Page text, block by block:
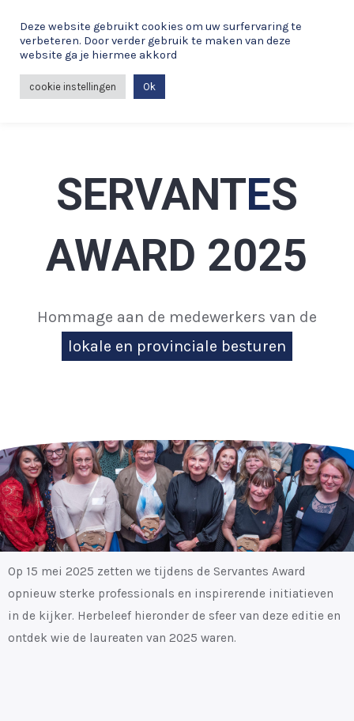
naar
inhoud
SERVANTES
AWARD 2025
Hommage aan de medewerkers van de
lokale en provinciale besturen
Op 15 mei 2025 zetten we tijdens de Servantes Award
opnieuw sterke professionals en inspirerende initiatieven
in de kijker. Herbeleef hieronder de sfeer van deze editie en
ontdek wie de laureaten van 2025 waren.
Deze website gebruikt cookies om uw surfervaring te
verbeteren. Door verder gebruik te maken van deze
website ga je hiermee akkord
cookie instellingen Ok